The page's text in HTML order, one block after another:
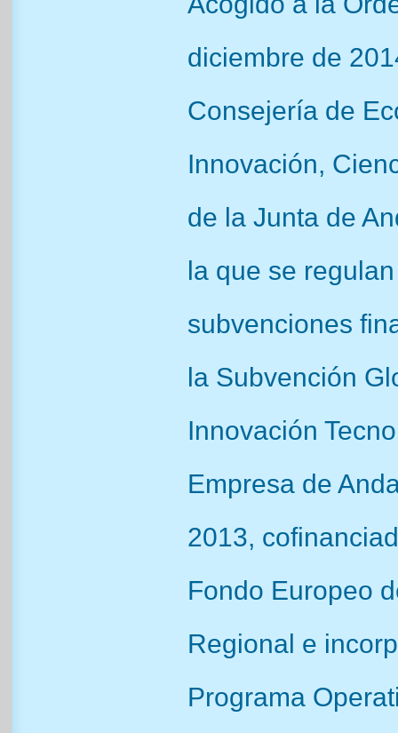
diciembre de
Consejería de
Innovación,
de la Junta de
la que se
subvenciones
la Subvención
Innovación
Empresa de
2013,
Fondo Europeo
Regional e
Programa